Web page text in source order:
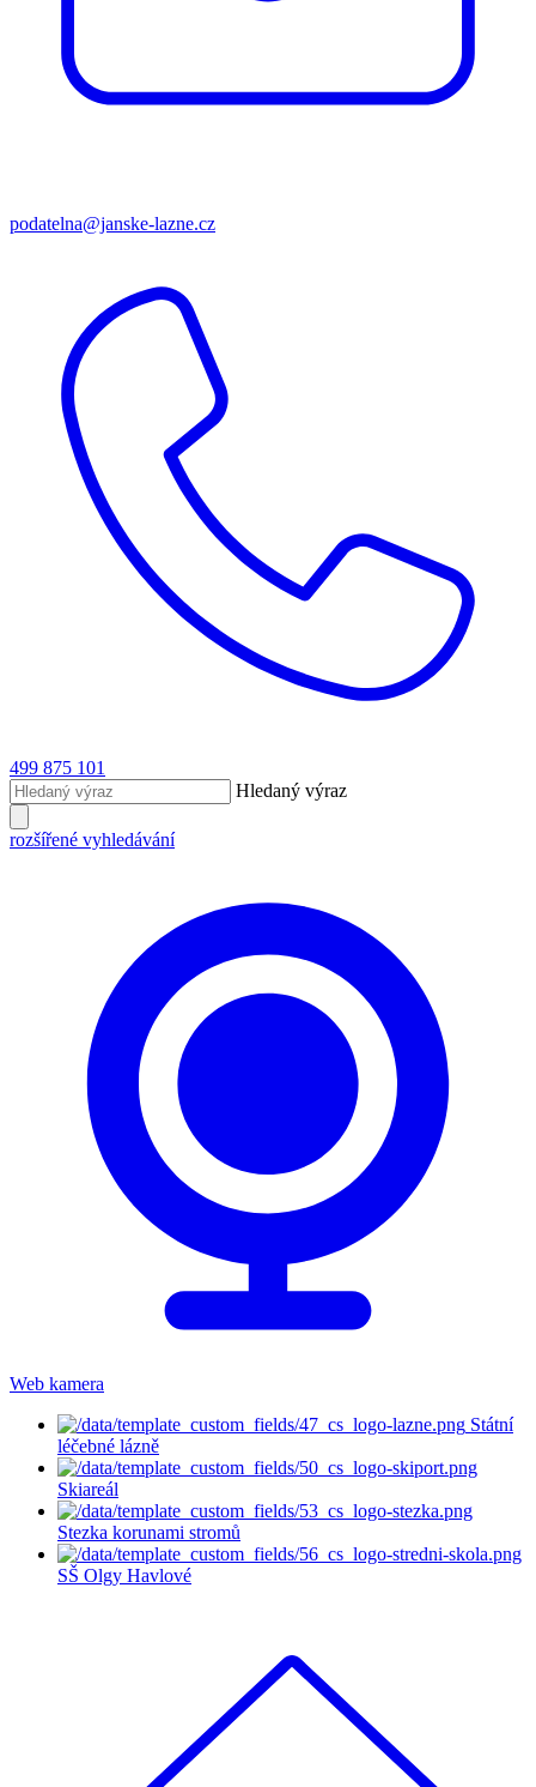
podatelna@janske-lazne.cz
499 875 101
Hledaný výraz
rozšířené vyhledávání
Web kamera
Státní
léčebné lázně
Skiareál
Stezka korunami stromů
SŠ Olgy Havlové